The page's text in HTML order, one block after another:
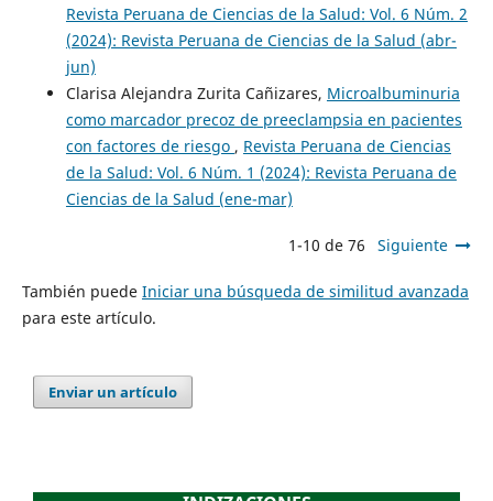
Revista Peruana de Ciencias de la Salud: Vol. 6 Núm. 2
(2024): Revista Peruana de Ciencias de la Salud (abr-
jun)
Clarisa Alejandra Zurita Cañizares, Microalbuminuria
como marcador precoz de preeclampsia en pacientes
con factores de riesgo , Revista Peruana de Ciencias
de la Salud: Vol. 6 Núm. 1 (2024): Revista Peruana de
Ciencias de la Salud (ene-mar)
1-10 de 76 Siguiente
También puede Iniciar una búsqueda de similitud avanzada
para este artículo.
Enviar un artículo